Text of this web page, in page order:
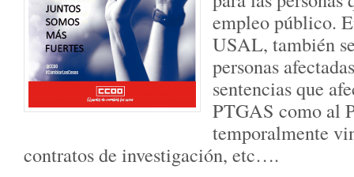
empleo público.
USAL, también
personas
sentencias que
PTGAS como al
temporalmente
contratos de investigación, etc….